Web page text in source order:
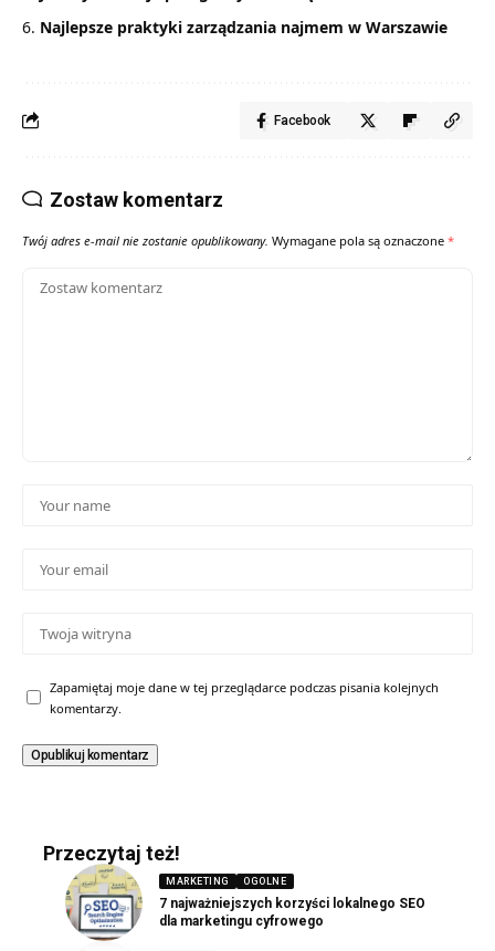
Najlepsze praktyki zarządzania najmem w Warszawie
Facebook
Zostaw komentarz
Twój adres e-mail nie zostanie opublikowany. Wymagane pola są oznaczone *
Zapamiętaj moje dane w tej przeglądarce podczas pisania kolejnych
komentarzy.
Przeczytaj też!
MARKETING OGOLNE
7 najważniejszych korzyści lokalnego SEO
dla marketingu cyfrowego